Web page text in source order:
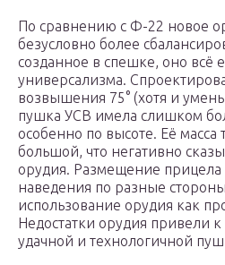
По сравнению с Ф-22 новое
безусловно более
созданное в спешке, оно всё
универсализма.
возвышения 75° (хотя и
пушка УСВ имела слишком
особенно по высоте. Её масса
большой, что негативно
орудия. Размещение
наведения по разные
использование орудия как
Недостатки орудия привели
удачной и технологичной